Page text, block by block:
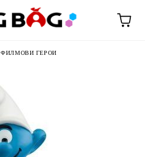
ФИЛМОВИ ГЕРОИ